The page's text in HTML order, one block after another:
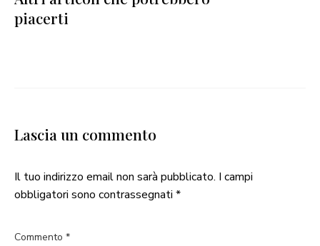
piacerti
Lascia un commento
Il tuo indirizzo email non sarà pubblicato. I campi
obbligatori sono contrassegnati *
Commento *